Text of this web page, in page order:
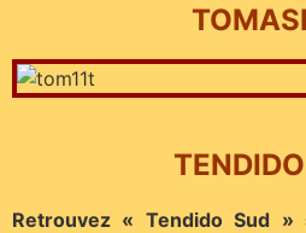
Retrouvez « Tendido Sud »